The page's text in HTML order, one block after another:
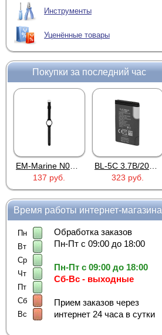
Инструменты
Уценённые товары
Покупки за последний час
EM-Marine N006BB
137 руб.
BL-5C 3.7В/2000мАч
323 руб.
Время работы интернет-магазина
Пн
Вт
Ср
Чт
Пт
Сб
Вс
Обработка заказов
Пн-Пт с 09:00 до 18:00
Пн-Пт с 09:00 до 18:00
Сб-Вс - выходные
Прием заказов через
интернет 24 часа в сутки